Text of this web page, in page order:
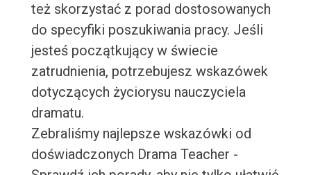
też skorzystać z porad dostosowanych
do specyfiki poszukiwania pracy. Jeśli
jesteś początkujący w świecie
zatrudnienia, potrzebujesz wskazówek
dotyczących życiorysu nauczyciela
dramatu.
Zebraliśmy najlepsze wskazówki od
doświadczonych Drama Teacher -